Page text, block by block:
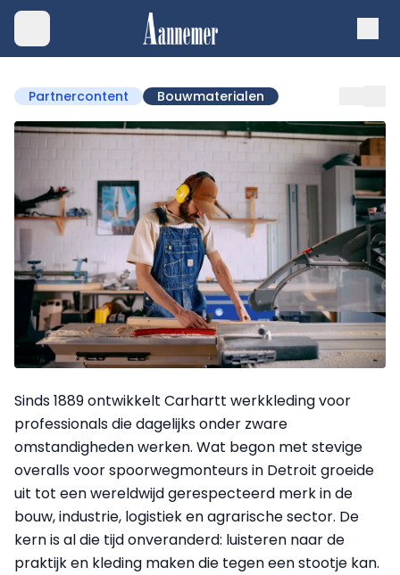
Partnercontent Bouwmaterialen
Sinds 1889 ontwikkelt Carhartt werkkleding voor
professionals die dagelijks onder zware
omstandigheden werken. Wat begon met stevige
overalls voor spoorwegmonteurs in Detroit groeide
uit tot een wereldwijd gerespecteerd merk in de
bouw, industrie, logistiek en agrarische sector. De
kern is al die tijd onveranderd: luisteren naar de
praktijk en kleding maken die tegen een stootje kan.